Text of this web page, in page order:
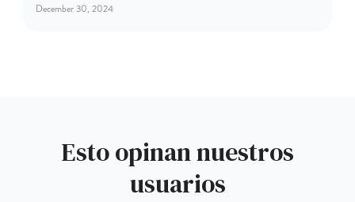
December 30, 2024
Esto opinan nuestros
usuarios